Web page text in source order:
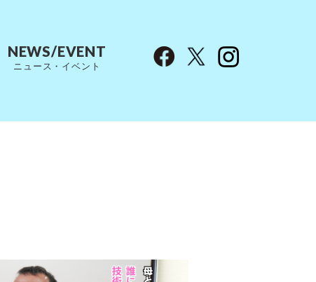
NEWS/EVENT
ニュース・イベント